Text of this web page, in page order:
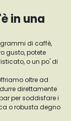
in una
di caffè,
gusto, potete
o un po' di
oltre ad
direttamente
per soddisfare i
o robusta degno